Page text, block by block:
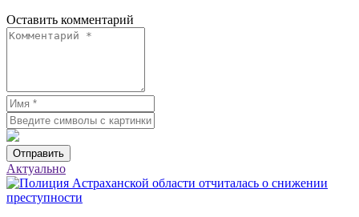
Оставить комментарий
Отправить
Актуально